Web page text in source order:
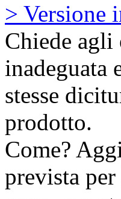
> Versione
Chiede
inadeguata
stesse
prodotto.
Come?
prevista